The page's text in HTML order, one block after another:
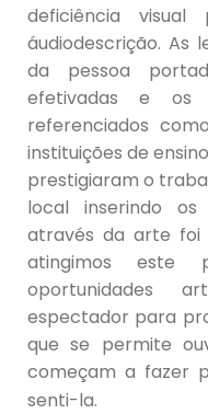
deficiência
áudiodescrição. As
da pessoa
efetivadas e os
referenciados
instituições de
prestigiaram o
local inserindo os
através da arte foi
atingimos este
oportunidades
espectador para
que se permite
começam a fazer
senti-la.